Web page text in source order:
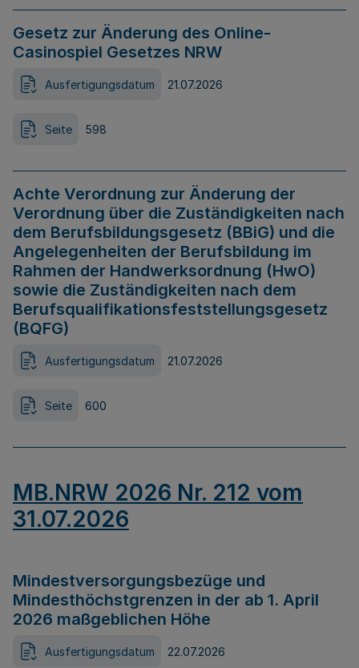
Gesetz zur Änderung des Online-
Casinospiel Gesetzes NRW
Ausfertigungsdatum 21.07.2026
Seite 598
Achte Verordnung zur Änderung der
Verordnung über die Zuständigkeiten nach
dem Berufsbildungsgesetz (BBiG) und die
Angelegenheiten der Berufsbildung im
Rahmen der Handwerksordnung (HwO)
sowie die Zuständigkeiten nach dem
Berufsqualifikationsfeststellungsgesetz
(BQFG)
Ausfertigungsdatum 21.07.2026
Seite 600
MB.NRW 2026 Nr. 212 vom
31.07.2026
Mindestversorgungsbezüge und
Mindesthöchstgrenzen in der ab 1. April
2026 maßgeblichen Höhe
Ausfertigungsdatum 22.07.2026